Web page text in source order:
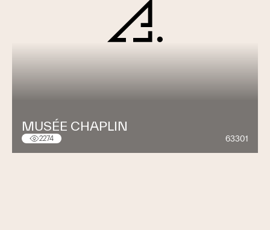
MUSÉE CHAPLIN
2274 63301